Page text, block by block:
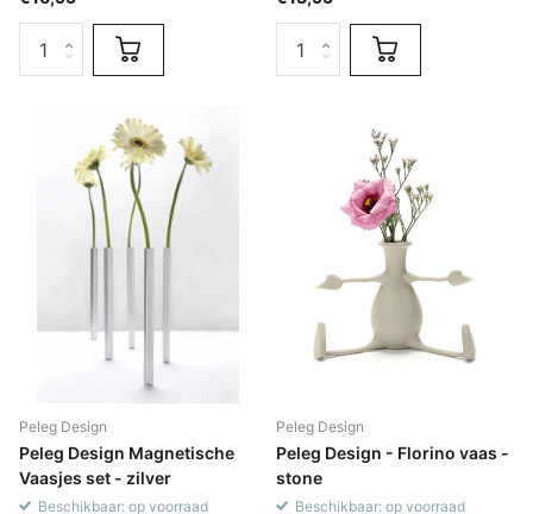
Peleg Design
Peleg Design Magnetische
Vaasjes set - zilver
Beschikbaar: op voorraad
Peleg Design
Peleg Design - Florino vaas -
stone
Beschikbaar: op voorraad